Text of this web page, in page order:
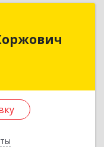
р-н,
Подробнее